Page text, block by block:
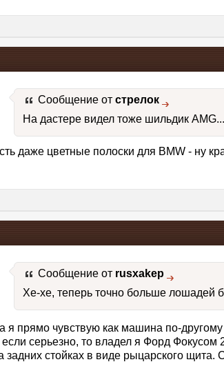
Сообщение от стрелок
На дастере видел тоже шильдик
даже цветные полоски для BMW - ну
Сообщение от rusxakep
Хе-хе, теперь точно больше лошадей
я прямо чувствую как машина по-
серьезно, то владел я Форд Фокусом
задних стойках в виде рыцарского